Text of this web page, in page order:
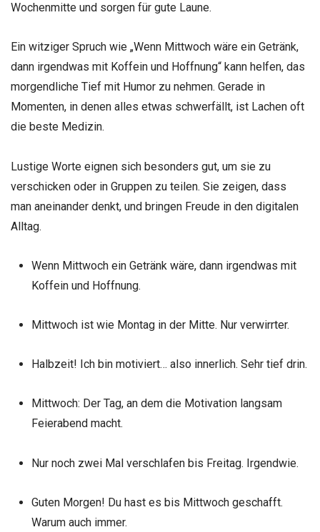
Wochenmitte und sorgen für gute Laune.
Ein witziger Spruch wie „Wenn Mittwoch wäre ein Getränk,
dann irgendwas mit Koffein und Hoffnung“ kann helfen, das
morgendliche Tief mit Humor zu nehmen. Gerade in
Momenten, in denen alles etwas schwerfällt, ist Lachen oft
die beste Medizin.
Lustige Worte eignen sich besonders gut, um sie zu
verschicken oder in Gruppen zu teilen. Sie zeigen, dass
man aneinander denkt, und bringen Freude in den digitalen
Alltag.
Wenn Mittwoch ein Getränk wäre, dann irgendwas mit
Koffein und Hoffnung.
Mittwoch ist wie Montag in der Mitte. Nur verwirrter.
Halbzeit! Ich bin motiviert… also innerlich. Sehr tief drin.
Mittwoch: Der Tag, an dem die Motivation langsam
Feierabend macht.
Nur noch zwei Mal verschlafen bis Freitag. Irgendwie.
Guten Morgen! Du hast es bis Mittwoch geschafft.
Warum auch immer.